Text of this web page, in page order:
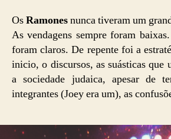
OsRamonesnunca tiveram um
As vendagens sempre foram
foram claros. De repente foi a
inicio, o discursos, as suásticas que
a sociedade judaica, apesar de
integrantes (Joey era um), as